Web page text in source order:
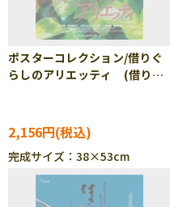
ポスターコレクション/借りぐ
らしのアリエッティ (借りぐ
1000c-218
2,156円
完成サイズ：38×53cm